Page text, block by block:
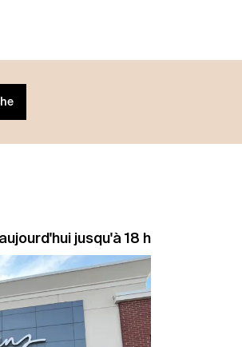
jusqu'à 18 h